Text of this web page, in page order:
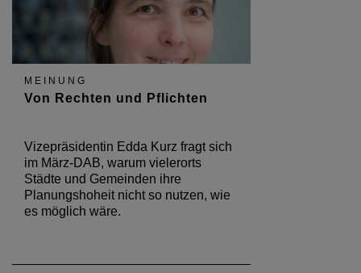
MEINUNG
Von Rechten und Pflichten
Vizepräsidentin Edda Kurz fragt sich
im März-DAB, warum vielerorts
Städte und Gemeinden ihre
Planungshoheit nicht so nutzen, wie
es möglich wäre.